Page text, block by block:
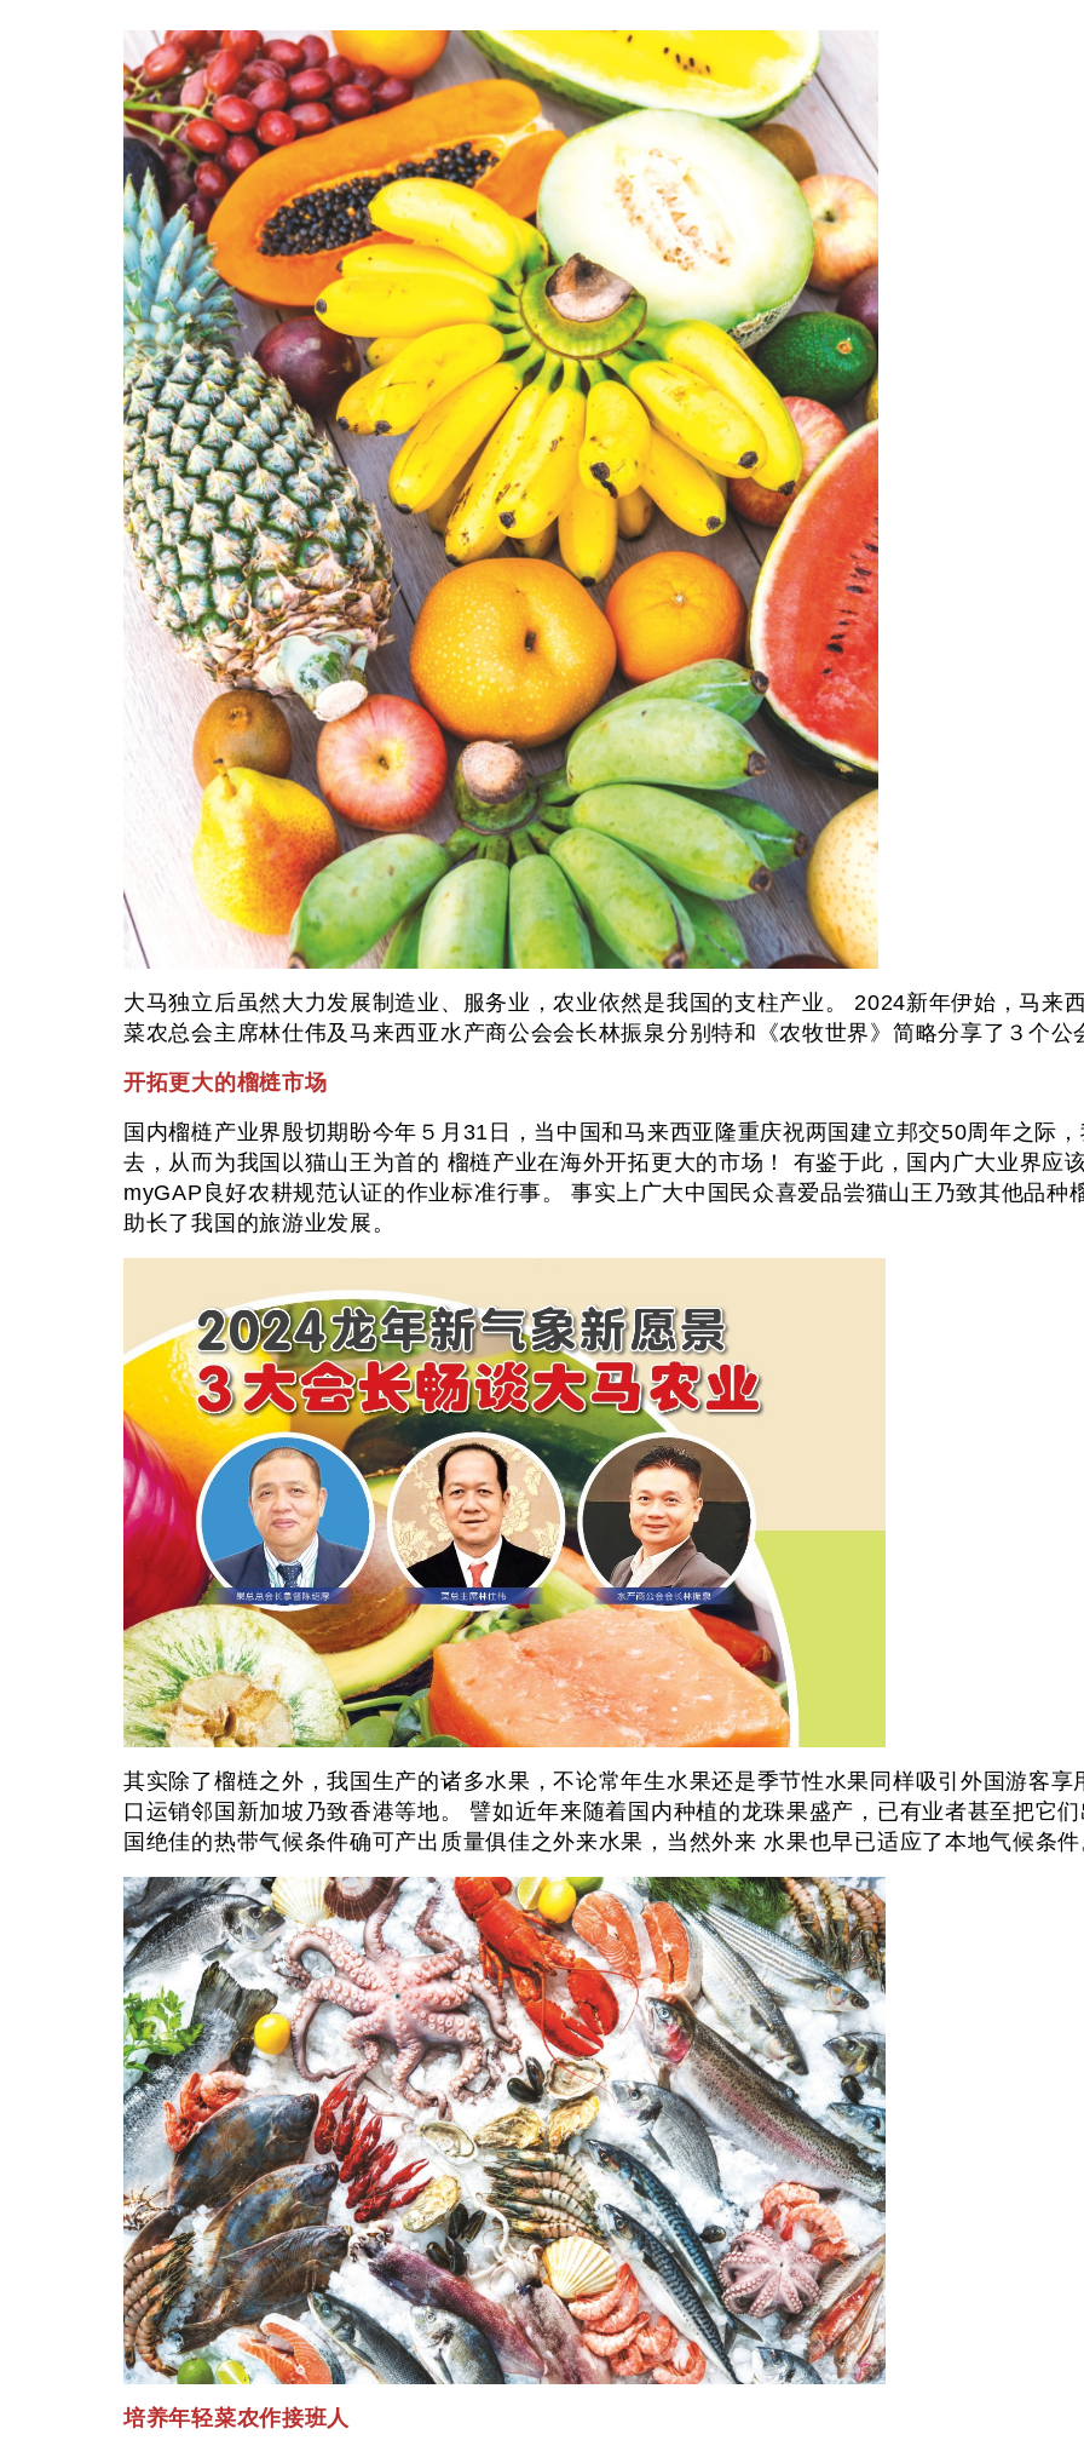
大马独立后虽然大力发展制造业、服务业，农业依然是我国的支柱产业。 2024新年伊始，马来
菜农总会主席林仕伟及马来西亚水产商公会会长林振泉分别特和《农牧世界》简略分享了３个公
开拓更大的榴梿市场
国内榴梿产业界殷切期盼今年５月31日，当中国和马来西亚隆重庆祝两国建立邦交50周年之际
去，从而为我国以猫山王为首的 榴梿产业在海外开拓更大的市场！ 有鉴于此，国内广大业界应
myGAP良好农耕规范认证的作业标准行事。 事实上广大中国民众喜爱品尝猫山王乃致其他品种
助长了我国的旅游业发展。
其实除了榴梿之外，我国生产的诸多水果，不论常年生水果还是季节性水果同样吸引外国游客
口运销邻国新加坡乃致香港等地。 譬如近年来随着国内种植的龙珠果盛产，已有业者甚至把它
国绝佳的热带气候条件确可产出质量俱佳之外来水果，当然外来 水果也早已适应了本地气候条
培养年轻菜农作接班人